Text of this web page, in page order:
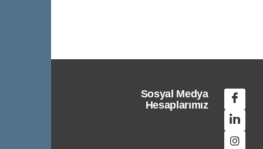
Sosyal Medya
Hesaplarımız